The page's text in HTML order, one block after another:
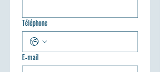
Téléphone
E‑mail